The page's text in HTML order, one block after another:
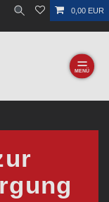
0,00 EUR
☰